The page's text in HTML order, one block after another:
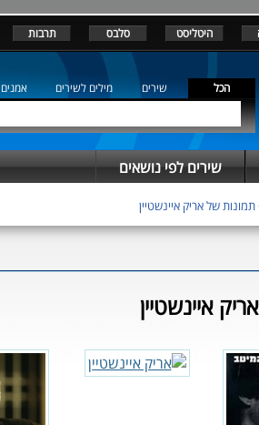
היטליסט סלבס תרבות
הכל שירים מילים לשירים אמנים
שירים לפי נושאים
תמונות של אריק איינשטיין
איינשטיין